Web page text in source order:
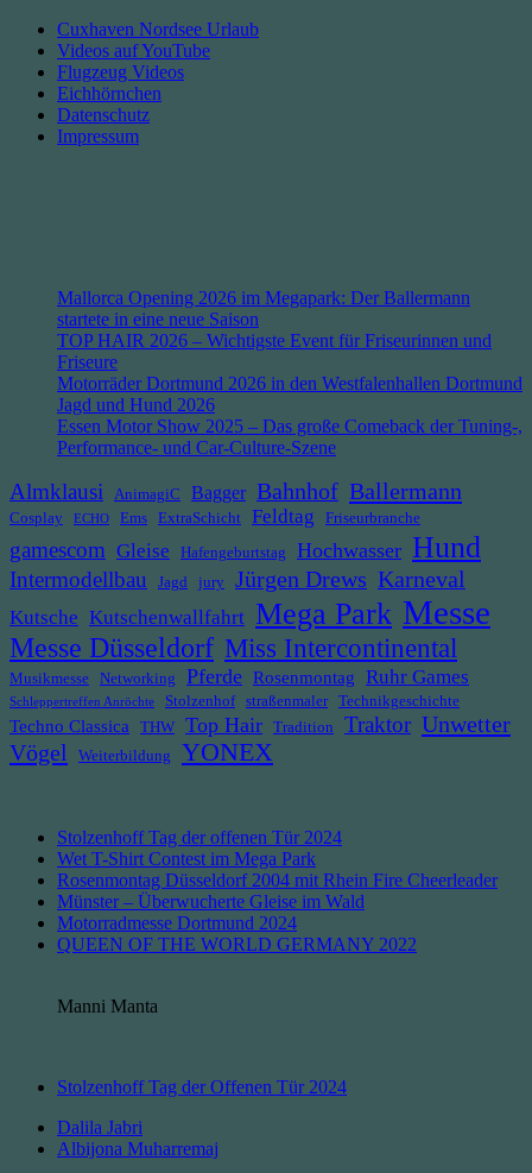
Cuxhaven Nordsee Urlaub
Videos auf YouTube
Flugzeug Videos
Eichhörnchen
Datenschutz
Impressum
Mallorca Opening 2026 im Megapark: Der Ballermann
startete in eine neue Saison
TOP HAIR 2026 – Wichtigste Event für Friseurinnen und
Friseure
Motorräder Dortmund 2026 in den Westfalenhallen Dortmund
Jagd und Hund 2026
Essen Motor Show 2025 – Das große Comeback der Tuning-,
Performance- und Car-Culture-Szene
Almklausi AnimagiC Bagger Bahnhof Ballermann
Cosplay ECHO Ems ExtraSchicht Feldtag Friseurbranche
gamescom Gleise Hafengeburtstag Hochwasser Hund
Intermodellbau Jagd jury Jürgen Drews Karneval
Kutsche Kutschenwallfahrt Mega Park Messe
Messe Düsseldorf Miss Intercontinental
Musikmesse Networking Pferde Rosenmontag Ruhr Games
Schleppertreffen Anröchte Stolzenhof straßenmaler Technikgeschichte
Techno Classica THW Top Hair Tradition Traktor Unwetter
Vögel
Weiterbildung YONEX
Stolzenhoff Tag der offenen Tür 2024
Wet T-Shirt Contest im Mega Park
Rosenmontag Düsseldorf 2004 mit Rhein Fire Cheerleader
Münster – Überwucherte Gleise im Wald
Motorradmesse Dortmund 2024
QUEEN OF THE WORLD GERMANY 2022
Manni Manta
Stolzenhoff Tag der Offenen Tür 2024
Dalila Jabri
Albijona Muharremaj